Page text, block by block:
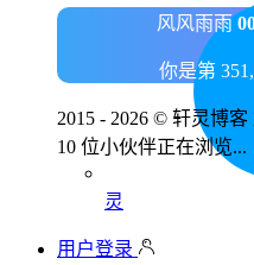
灵
用户登录
风风雨雨
你是第
2015 - 2026 © 轩灵博客
10 位小伙伴正在浏览...